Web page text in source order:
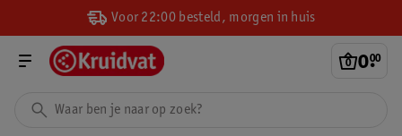
Voor 22:00 besteld, morgen in huis
0.
00